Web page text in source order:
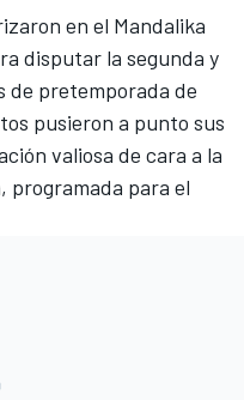
en el Mandalika
disputar la segunda y
de pretemporada de
pusieron a punto sus
valiosa de cara a la
programada para el